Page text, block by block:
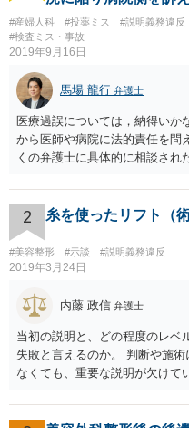
#産婦人科 #投薬ミス #説明義務違反
#検査ミス・事故
2019年9月16日
馬場 龍行 弁護士
医療過誤については，納得いか
から医師や病院に法的責任を問
くの弁護士に具体的に相談され
2 糸を使ったリフト（
#美容整形 #示談 #説明義務違反
2019年3月24日
内藤 政信 弁護士
当初の説明と、どの程度のレベ
失敗と言えるのか。 判断や施
なくても、重要な説明が欠けて